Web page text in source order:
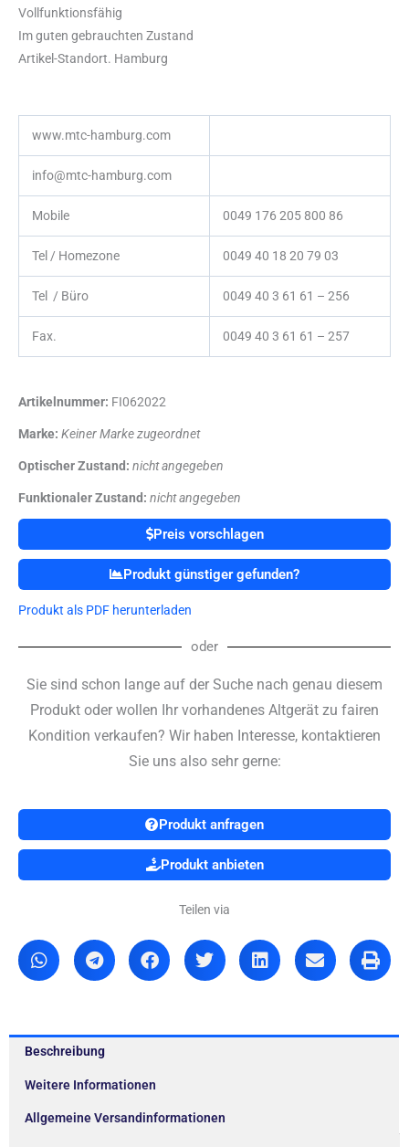
Vollfunktionsfähig
Im guten gebrauchten Zustand
Artikel-Standort. Hamburg
www.mtc-hamburg.com
info@mtc-hamburg.com
Mobile 0049 176 205 800 86
Tel / Homezone 0049 40 18 20 79 03
Tel / Büro 0049 40 3 61 61 – 256
Fax. 0049 40 3 61 61 – 257
Artikelnummer: FI062022
Marke: Keiner Marke zugeordnet
Optischer Zustand: nicht angegeben
Funktionaler Zustand: nicht angegeben
Preis vorschlagen
Produkt günstiger gefunden?
Produkt als PDF herunterladen
oder
Sie sind schon lange auf der Suche nach genau diesem
Produkt oder wollen Ihr vorhandenes Altgerät zu fairen
Kondition verkaufen? Wir haben Interesse, kontaktieren
Sie uns also sehr gerne:
Produkt anfragen
Produkt anbieten
Teilen via
Beschreibung
Weitere Informationen
Allgemeine Versandinformationen